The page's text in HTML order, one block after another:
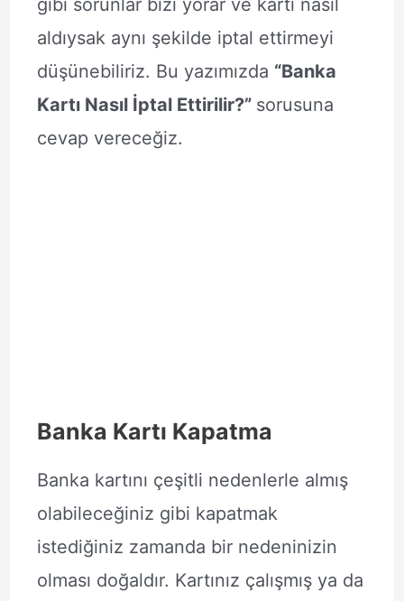
aldıysak aynı şekilde iptal ettirmeyi
düşünebiliriz. Bu yazımızda “Banka
Kartı Nasıl İptal Ettirilir?” sorusuna
cevap vereceğiz.
Banka Kartı Kapatma
Banka kartını çeşitli nedenlerle almış
olabileceğiniz gibi kapatmak
istediğiniz zamanda bir nedeninizin
olması doğaldır. Kartınız çalışmış ya da